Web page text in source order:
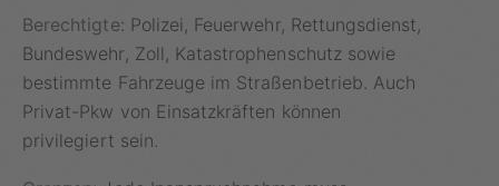
Berechtigte: Polizei, Feuerwehr, Rettungsdienst,
Bundeswehr, Zoll, Katastrophenschutz sowie
bestimmte Fahrzeuge im Straßenbetrieb. Auch
Privat-Pkw von Einsatzkräften können
privilegiert sein.